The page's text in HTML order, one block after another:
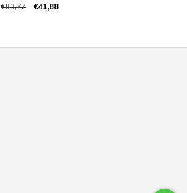
€83,77 €41,88